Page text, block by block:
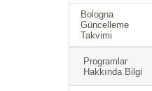
Bologna
Güncelleme
Takvimi
Programlar
Hakkında Bilgi